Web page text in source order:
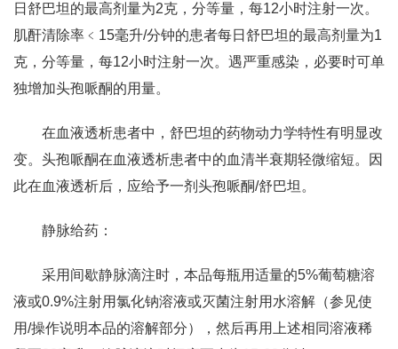
日舒巴坦的最高剂量为2克，分等量，每12小时注射一次。
肌酐清除率﹤15毫升/分钟的患者每日舒巴坦的最高剂量为1
克，分等量，每12小时注射一次。遇严重感染，必要时可单
独增加头孢哌酮的用量。
在血液透析患者中，舒巴坦的药物动力学特性有明显改
变。头孢哌酮在血液透析患者中的血清半衰期轻微缩短。因
此在血液透析后，应给予一剂头孢哌酮/舒巴坦。
静脉给药：
采用间歇静脉滴注时，本品每瓶用适量的5%葡萄糖溶
液或0.9%注射用氯化钠溶液或灭菌注射用水溶解（参见使
用/操作说明本品的溶解部分），然后再用上述相同溶液稀